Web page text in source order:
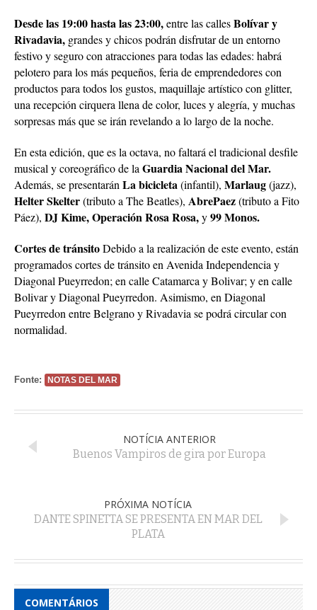
Desde las 19:00 hasta las 23:00,entre las callesBolívar y
Rivadavia, grandes y chicos podrán disfrutar de un entorno
festivo y seguro con atracciones para todas las edades: habrá
pelotero para los más pequeños, feria de emprendedores con
productos para todos los gustos, maquillaje artístico con glitter,
una recepción cirquera llena de color, luces y alegría, y muchas
sorpresas más que se irán revelando a lo largo de la noche.
En esta edición, que es la octava, no faltará el tradicional desfile
musical y coreográfico de la Guardia Nacional del Mar.
Además, se presentarán La bicicleta(infantil), Marlaug(jazz),
Helter Skelter(tributo a The Beatles), AbrePaez(tributo a Fito
Páez), DJ Kime, Operación Rosa Rosa,y99 Monos.
Cortes de tránsitoDebido a la realización de este evento, están
programados cortes de tránsito en Avenida Independencia y
Diagonal Pueyrredon; en calle Catamarca y Bolivar; y en calle
Bolivar y Diagonal Pueyrredon. Asimismo, en Diagonal
Pueyrredon entre Belgrano y Rivadavia se podrá circular con
normalidad.
Fonte: NOTAS DEL MAR
NOTÍCIA ANTERIOR
Buenos Vampiros de gira por Europa
PRÓXIMA NOTÍCIA
DANTE SPINETTA SE PRESENTA EN MAR DEL
PLATA
COMENTÁRIOS